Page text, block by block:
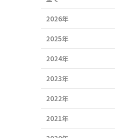
2026年
2025年
2024年
2023年
2022年
2021年